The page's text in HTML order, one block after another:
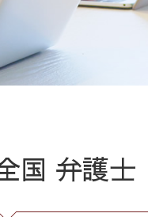
国 弁護士